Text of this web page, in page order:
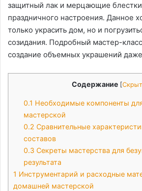
защитный лак и мерцающие блестки
праздничного настроения. Данное
только украсить дом, но и
созидания. Подробный мастер-
создание объемных украшений
Содержание [
0.1 Необходимые компоненты
мастерской
0.2 Сравнительные
составов
0.3 Секреты мастерства для
результата
1 Инструментарий и расходные
домашней мастерской